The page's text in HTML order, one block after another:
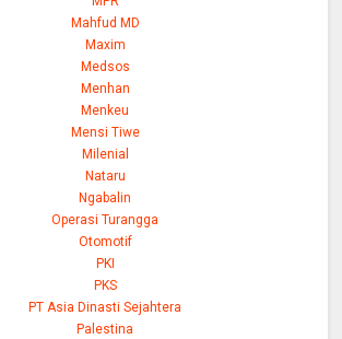
Mahfud MD
Maxim
Medsos
Menhan
Menkeu
Mensi Tiwe
Milenial
Nataru
Ngabalin
Operasi Turangga
Otomotif
PKI
PKS
PT Asia Dinasti Sejahtera
Palestina